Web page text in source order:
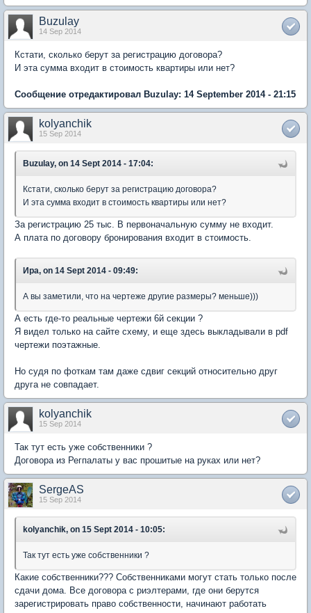
Buzulay
14 Sep 2014
Кстати, сколько берут за регистрацию договора?
И эта сумма входит в стоимость квартиры или нет?
Сообщение отредактировал Buzulay: 14 September 2014 - 21:15
kolyanchik
15 Sep 2014
Buzulay, on 14 Sept 2014 - 17:04:
Кстати, сколько берут за регистрацию договора?
И эта сумма входит в стоимость квартиры или нет?
За регистрацию 25 тыс. В первоначальную сумму не входит.
А плата по договору бронирования входит в стоимость.
Ира, on 14 Sept 2014 - 09:49:
А вы заметили, что на чертеже другие размеры? меньше)))
А есть где-то реальные чертежи 6й секции ?
Я видел только на сайте схему, и еще здесь выкладывали в pdf
чертежи поэтажные.
Но судя по фоткам там даже сдвиг секций относительно друг
друга не совпадает.
kolyanchik
15 Sep 2014
Так тут есть уже собственники ?
Договора из Регпалаты у вас прошитые на руках или нет?
SergeAS
15 Sep 2014
kolyanchik, on 15 Sept 2014 - 10:05:
Так тут есть уже собственники ?
Какие собственники??? Собственниками могут стать только после
сдачи дома. Все договора с риэлтерами, где они берутся
зарегистрировать право собственности, начинают работать